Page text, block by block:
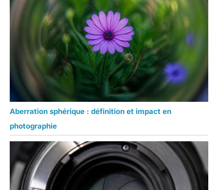
Aberration sphérique : définition et impact en
photographie